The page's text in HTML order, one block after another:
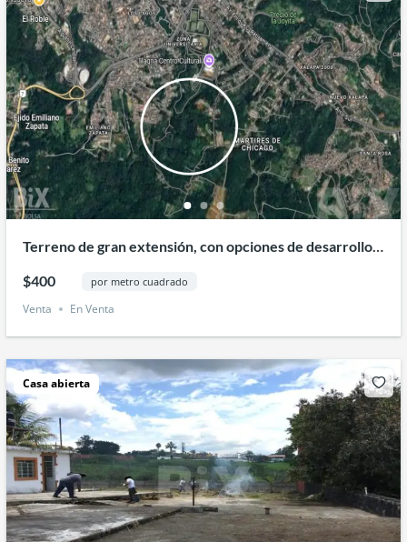
Terreno de gran extensión, con opciones de desarrollo e
$400 por metro cuadrado
Venta En Venta
Casa abierta